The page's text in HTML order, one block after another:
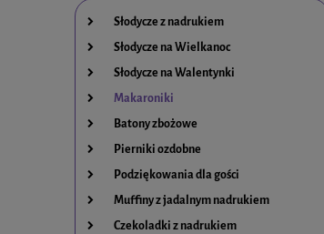
Słodycze z nadrukiem
Słodycze na Wielkanoc
Słodycze na Walentynki
Makaroniki
Batony zbożowe
Pierniki ozdobne
Podziękowania dla gości
Muffiny z jadalnym nadrukiem
Czekoladki z nadrukiem